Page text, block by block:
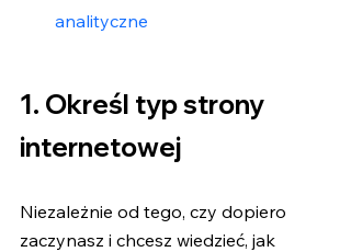
analityczne
1. Określ typ strony
internetowej
Niezależnie od tego, czy dopiero
zaczynasz i chcesz wiedzieć, jak